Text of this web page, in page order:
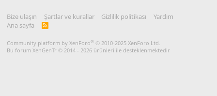
Bize ulaşın Şartlar ve kurallar Gizlilik politikası
Yardım
Ana sayfa
R
Community platform by XenForo® © 2010-2025 XenForo Ltd.
Bu forum XenGenTr © 2014 - 2026 ürünleri ile desteklenmektedir